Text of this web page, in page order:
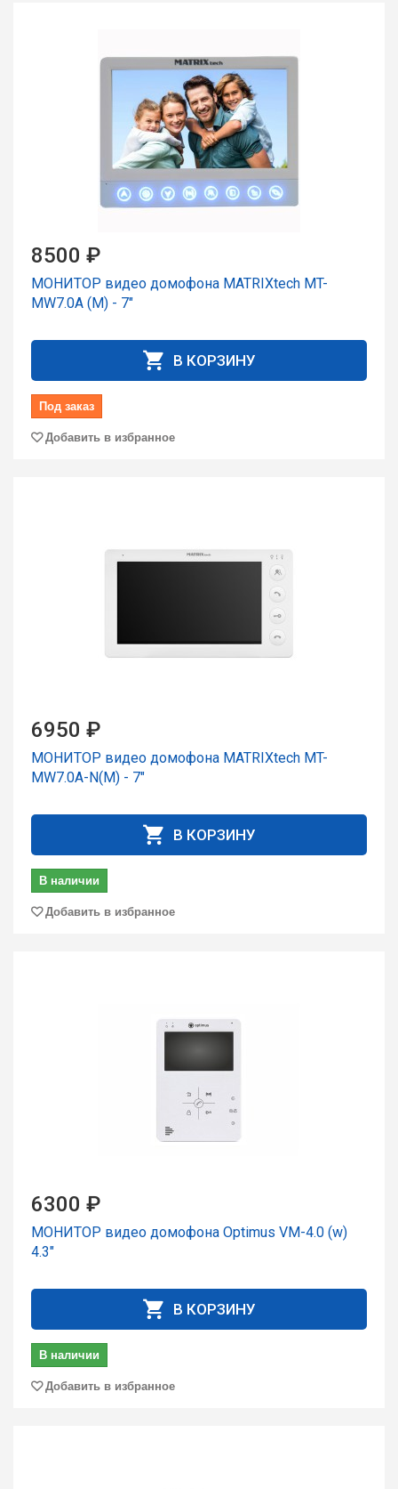
8500 ₽
МОНИТОР видео домофона MATRIXtech MT-
MW7.0А (M) - 7"
В КОРЗИНУ
Под заказ
Добавить в избранное
6950 ₽
МОНИТОР видео домофона MATRIXtech MT-
MW7.0А-N(M) - 7"
В КОРЗИНУ
В наличии
Добавить в избранное
6300 ₽
МОНИТОР видео домофона Optimus VM-4.0 (w)
4.3"
В КОРЗИНУ
В наличии
Добавить в избранное